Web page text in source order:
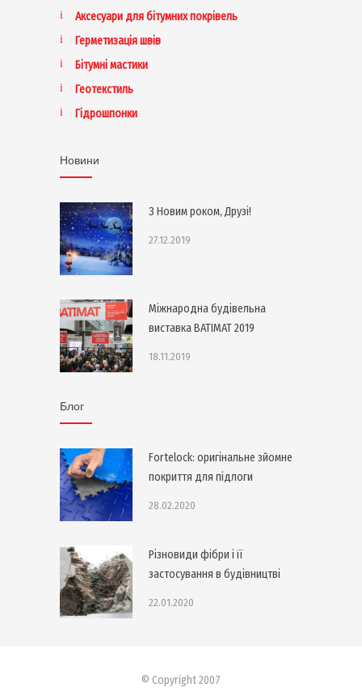
Аксесуари для бітумних покрівель
Герметизація швів
Бітумні мастики
Геотекстиль
Гідрошпонки
Новини
З Новим роком, Друзі!
27.12.2019
Міжнародна будівельна
виставка BATIMAT 2019
18.11.2019
Блог
Fortelock: оригінальне зйомне
покриття для підлоги
28.02.2020
Різновиди фібри і її
застосування в будівництві
22.01.2020
© Copyright 2007